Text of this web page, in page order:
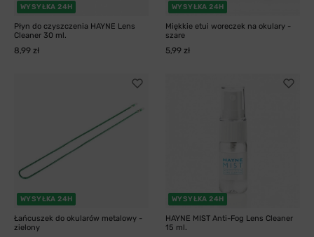
WYSYŁKA 24H
Płyn do czyszczenia HAYNE Lens
Cleaner 30 ml.
8,99 zł
WYSYŁKA 24H
Miękkie etui woreczek na okulary -
szare
5,99 zł
WYSYŁKA 24H
Łańcuszek do okularów metalowy -
zielony
WYSYŁKA 24H
HAYNE MIST Anti-Fog Lens Cleaner
15 ml.